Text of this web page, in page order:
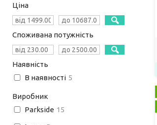
Ціна
Споживана потужність
Наявність
В наявності 5
Виробник
Parkside 15